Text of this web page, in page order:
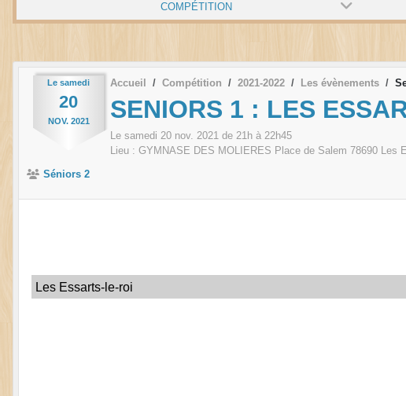
COMPÉTITION
Le samedi
20
NOV. 2021
Accueil Compétition 2021-2022 Les évènements
SENIORS 1 : LES
Le samedi 20 nov. 2021 de 21h à 22h45
Lieu : GYMNASE DES MOLIERES Place de Salem 78690 Les
Séniors 2
Les Essarts-le-roi